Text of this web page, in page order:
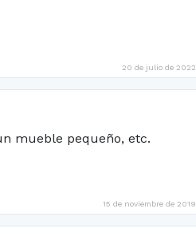
20 de julio de 2022
mueble pequeño, etc.
15 de noviembre de 2019